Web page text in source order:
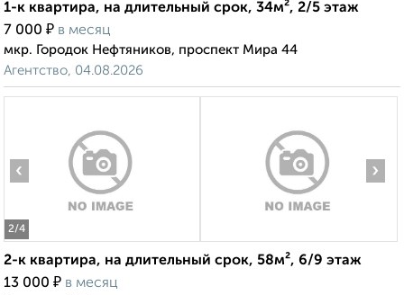
1-к квартира, на длительный срок, 34м², 2/5 этаж
7 000 ₽ в месяц
мкр. Городок Нефтяников, проспект Мира 44
Агентство, 04.08.2026
2/4
‹ ›
2-к квартира, на длительный срок, 58м², 6/9 этаж
13 000 ₽ в месяц